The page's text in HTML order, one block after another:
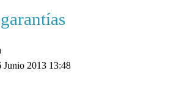
Junio 2013 13:48